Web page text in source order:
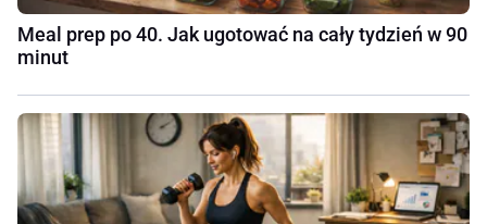
Meal prep po 40. Jak ugotować na cały tydzień w 90
minut